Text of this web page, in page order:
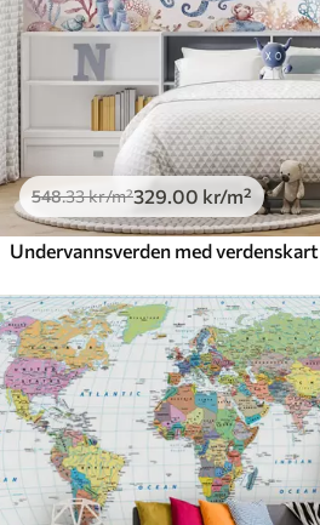
548.33kr/m²329 .00 kr/m²
Undervannsverden med verdenskart